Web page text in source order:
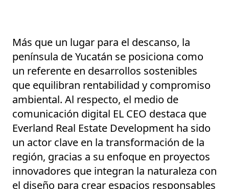
Más que un lugar para el descanso, la
península de Yucatán se posiciona como
un referente en desarrollos sostenibles
que equilibran rentabilidad y compromiso
ambiental. Al respecto, el medio de
comunicación digital EL CEO destaca que
Everland Real Estate Development ha sido
un actor clave en la transformación de la
región, gracias a su enfoque en proyectos
innovadores que integran la naturaleza con
el diseño para crear espacios responsables